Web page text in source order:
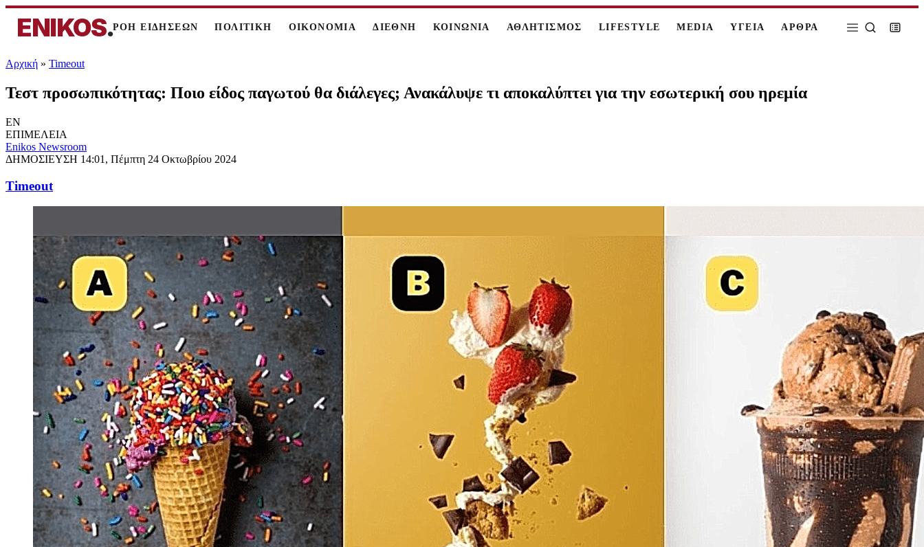
ENIKOS.ΡΟΗ ΕΙΔΗΣΕΩΝ ΠΟΛΙΤΙΚΗ ΟΙΚΟΝΟΜΙΑ ΔΙΕΘΝΗ ΚΟΙΝΩΝΙΑ ΑΘΛΗΤΙΣΜΟΣ LIFESTYLE MEDIA ΥΓΕΙΑ ΑΡΘΡΑ
Αρχική » Timeout
Τεστ προσωπικότητας: Ποιο είδος παγωτού θα διάλεγες; Ανακάλυψε τι αποκαλύπτει για την εσωτερική σου ηρεμία
EN
ΕΠΙΜΕΛΕΙΑ
Enikos Newsroom
ΔΗΜΟΣΙΕΥΣΗ 14:01, Πέμπτη 24 Οκτωβρίου 2024
Timeout